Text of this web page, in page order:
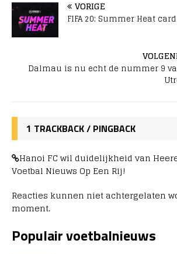
VORIGE
FIFA 20: Summer Heat
Dalmau is nu echt de nummer 9
1 TRACKBACK / PINGBACK
Hanoi FC wil duidelijkheid van
Voetbal Nieuws Op Een Rij!
Reacties kunnen niet achtergelaten
moment.
Populair voetbalnieuws